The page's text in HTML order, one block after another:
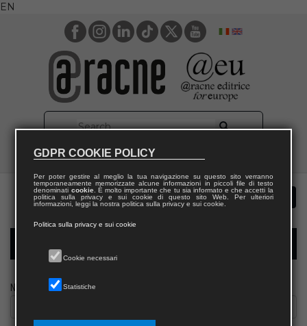
EN
Modulo richiesta saggio biblioteca
Nome
GDPR COOKIE POLICY
Per poter gestire al meglio la tua navigazione su questo sito verranno
temporaneamente memorizzate alcune informazioni in piccoli file di testo
denominati cookie. È molto importante che tu sia informato e che accetti la
politica sulla privacy e sui cookie di questo sito Web. Per ulteriori
informazioni, leggi la nostra politica sulla privacy e sui cookie.
Politica sulla privacy e sui cookie
Cookie necessari
Statistiche